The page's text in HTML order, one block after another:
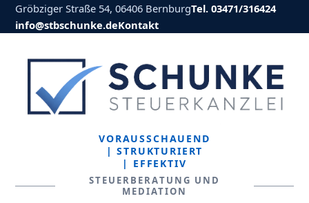
Gröbziger Straße 54, 06406 BernburgTel. 03471/316424
info@stbschunke.deKontakt
VORAUSSCHAUEND
| STRUKTURIERT
| EFFEKTIV
STEUERBERATUNG UND
MEDIATION